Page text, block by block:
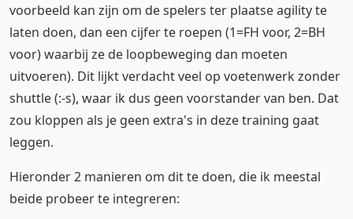
voorbeeld kan zijn om de spelers ter plaatse agility te
laten doen, dan een cijfer te roepen (1=FH voor, 2=BH
voor) waarbij ze de loopbeweging dan moeten
uitvoeren). Dit lijkt verdacht veel op voetenwerk zonder
shuttle (:-s), waar ik dus geen voorstander van ben. Dat
zou kloppen als je geen extra's in deze training gaat
leggen.
Hieronder 2 manieren om dit te doen, die ik meestal
beide probeer te integreren: